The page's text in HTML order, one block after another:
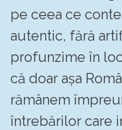
pe ceea ce
autentic, fără
profunzime în
că doar așa
rămânem
întrebărilor care